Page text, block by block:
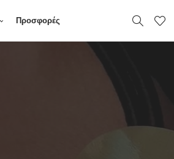
Προσφορές